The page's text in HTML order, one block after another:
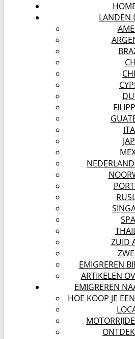
LANDEN
ZUID
EMIGREREN
ARTIKELEN
EMIGREREN
HOE KOOP JE